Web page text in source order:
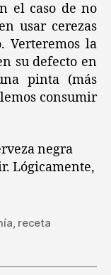
el caso de no
usar cerezas
Verteremos la
su defecto en
pinta (más
consumir
negra
Lógicamente,
receta